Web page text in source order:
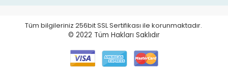
Tüm bilgileriniz 256bit SSL Sertifikası ile korunmaktadır.
© 2022 Tüm Hakları Saklıdır